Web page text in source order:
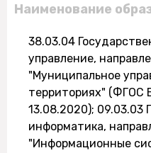
Наименование
38.03.04
управление,
"Муниципальное
территориях" (ФГОС
13.08.2020); 09.03.03
информатика,
"Информационные